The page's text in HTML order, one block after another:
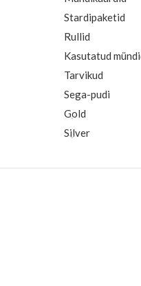
Stardipaketid
Rullid
Kasutatud
Tarvikud
Sega-pudi
Gold
Silver